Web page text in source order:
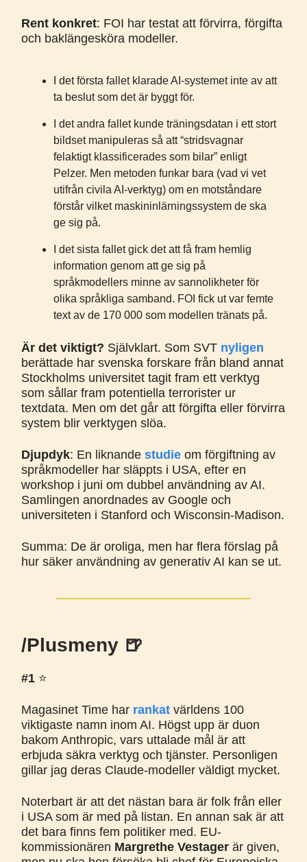
Rent konkret: FOI har testat att förvirra, förgifta
och baklängesköra modeller.
I det första fallet klarade AI-systemet inte av att
ta beslut som det är byggt för.
I det andra fallet kunde träningsdatan i ett stort
bildset manipuleras så att “stridsvagnar
felaktigt klassificerades som bilar” enligt
Pelzer. Men metoden funkar bara (vad vi vet
utifrån civila AI-verktyg) om en motståndare
förstår vilket maskininlärningssystem de ska
ge sig på.
I det sista fallet gick det att få fram hemlig
information genom att ge sig på
språkmodellers minne av sannolikheter för
olika språkliga samband. FOI fick ut var femte
text av de 170 000 som modellen tränats på.
Är det viktigt? Självklart. Som SVT nyligen
berättade har svenska forskare från bland annat
Stockholms universitet tagit fram ett verktyg
som sållar fram potentiella terrorister ur
textdata. Men om det går att förgifta eller förvirra
system blir verktygen slöa.
Djupdyk: En liknande studie om förgiftning av
språkmodeller har släppts i USA, efter en
workshop i juni om dubbel användning av AI.
Samlingen anordnades av Google och
universiteten i Stanford och Wisconsin-Madison.
Summa: De är oroliga, men har flera förslag på
hur säker användning av generativ AI kan se ut.
/Plusmeny 🍺
#1 ⭐️
Magasinet Time har rankat världens 100
viktigaste namn inom AI. Högst upp är duon
bakom Anthropic, vars uttalade mål är att
erbjuda säkra verktyg och tjänster. Personligen
gillar jag deras Claude-modeller väldigt mycket.
Noterbart är att det nästan bara är folk från eller
i USA som är med på listan. En annan sak är att
det bara finns fem politiker med. EU-
kommissionären Margrethe Vestager är given,